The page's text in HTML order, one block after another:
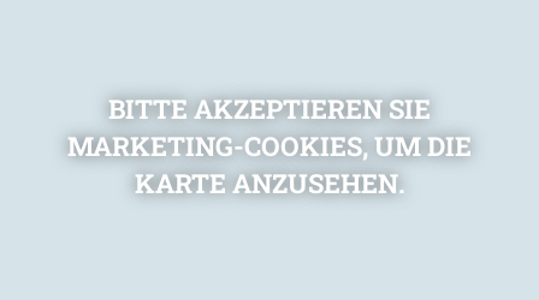
BITTE AKZEPTIEREN SIE
MARKETING-COOKIES, UM DIE
KARTE ANZUSEHEN.